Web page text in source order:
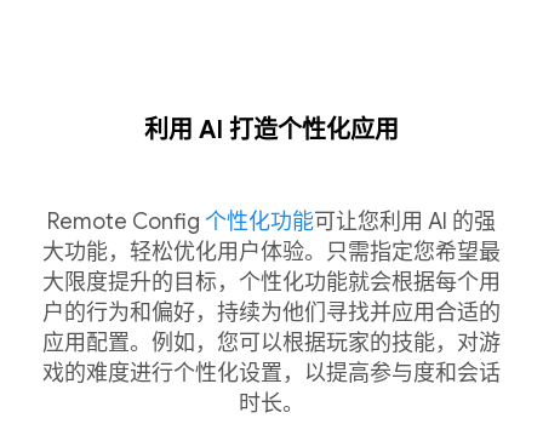
利用 AI 打造个性化应用
Remote Config 个性化功能可让您利用 AI 的强
大功能，轻松优化用户体验。只需指定您希望最
大限度提升的目标，个性化功能就会根据每个用
户的行为和偏好，持续为他们寻找并应用合适的
应用配置。例如，您可以根据玩家的技能，对游
戏的难度进行个性化设置，以提高参与度和会话
时长。